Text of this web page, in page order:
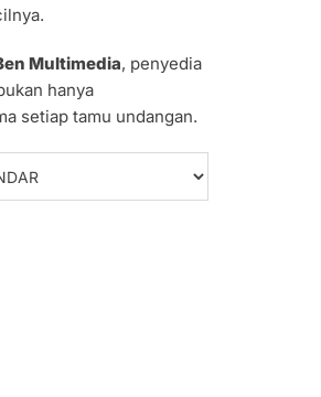
Multimedia, penyedia
hanya
setiap tamu undangan.